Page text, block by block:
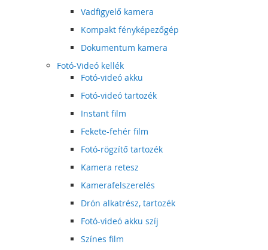
Vadfigyelő kamera
Kompakt fényképezőgép
Dokumentum kamera
Fotó-Videó kellék
Fotó-videó akku
Fotó-videó tartozék
Instant film
Fekete-fehér film
Fotó-rögzítő tartozék
Kamera retesz
Kamerafelszerelés
Drón alkatrész, tartozék
Fotó-videó akku szíj
Színes film